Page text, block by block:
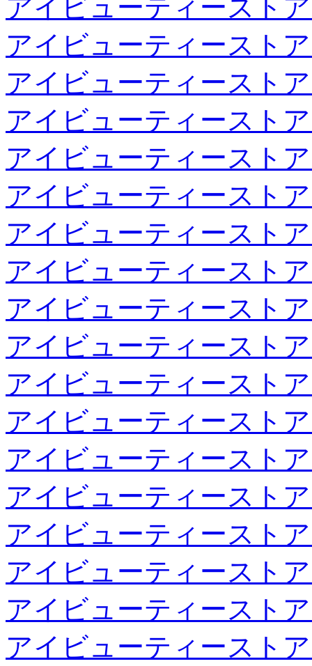
アイビューティースト
アイビューティースト
アイビューティースト
アイビューティースト
アイビューティースト
アイビューティースト
アイビューティースト
アイビューティースト
アイビューティースト
アイビューティースト
アイビューティースト
アイビューティースト
アイビューティースト
アイビューティースト
アイビューティースト
アイビューティースト
アイビューティースト
アイビューティースト